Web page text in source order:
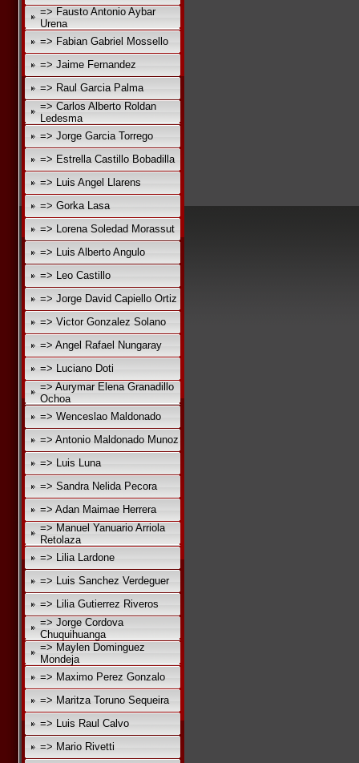
=> Fausto Antonio Aybar
Urena
=> Fabian Gabriel Mossello
=> Jaime Fernandez
=> Raul Garcia Palma
=> Carlos Alberto Roldan
Ledesma
=> Jorge Garcia Torrego
=> Estrella Castillo Bobadilla
=> Luis Angel Llarens
=> Gorka Lasa
=> Lorena Soledad Morassut
=> Luis Alberto Angulo
=> Leo Castillo
=> Jorge David Capiello Ortiz
=> Victor Gonzalez Solano
=> Angel Rafael Nungaray
=> Luciano Doti
=> Aurymar Elena Granadillo
Ochoa
=> Wenceslao Maldonado
=> Antonio Maldonado Munoz
=> Luis Luna
=> Sandra Nelida Pecora
=> Adan Maimae Herrera
=> Manuel Yanuario Arriola
Retolaza
=> Lilia Lardone
=> Luis Sanchez Verdeguer
=> Lilia Gutierrez Riveros
=> Jorge Cordova
Chuquihuanga
=> Maylen Dominguez
Mondeja
=> Maximo Perez Gonzalo
=> Maritza Toruno Sequeira
=> Luis Raul Calvo
=> Mario Rivetti